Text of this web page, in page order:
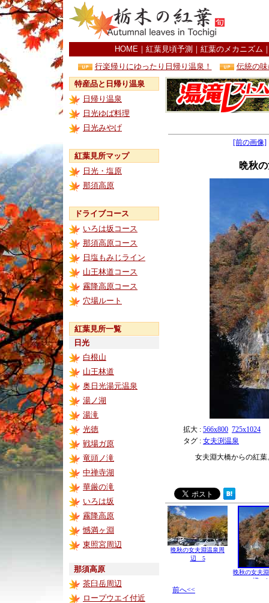
HOME ｜ 紅葉見頃予測 ｜ 紅葉のメカニズム
行楽帰りにゆったり日帰り温泉！
伝統の
特産品と日帰り温泉
日帰り温泉
日光ゆば料理
日光みやげ
紅葉見所マップ
日光・塩原
那須高原
ドライブコース
いろは坂コース
那須高原コース
日塩もみじライン
山王林道コース
霧降高原コース
穴場ルート
紅葉見所一覧
日光
白根山
山王林道
奥日光湯元温泉
湯ノ湖
湯滝
光徳
戦場ガ原
竜頭ノ滝
中禅寺湖
華厳の滝
いろは坂
霧降高原
憾満ヶ淵
東照宮周辺
那須高原
茶臼岳周辺
ロープウエイ付近
[前の画像]
晩秋
拡大 : 566x800 725x1024
タグ : 女夫渕温泉
女夫淵大橋からの紅
晩秋の女夫淵温泉周
辺 5
晩秋の女夫
辺 4
前へ<<